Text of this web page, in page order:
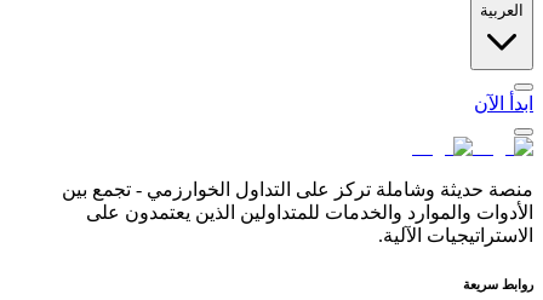
العربية
ابدأ الآن
منصة حديثة وشاملة تركز على التداول الخوارزمي - تجمع بين
الأدوات والموارد والخدمات للمتداولين الذين يعتمدون على
الاستراتيجيات الآلية.
روابط سريعة